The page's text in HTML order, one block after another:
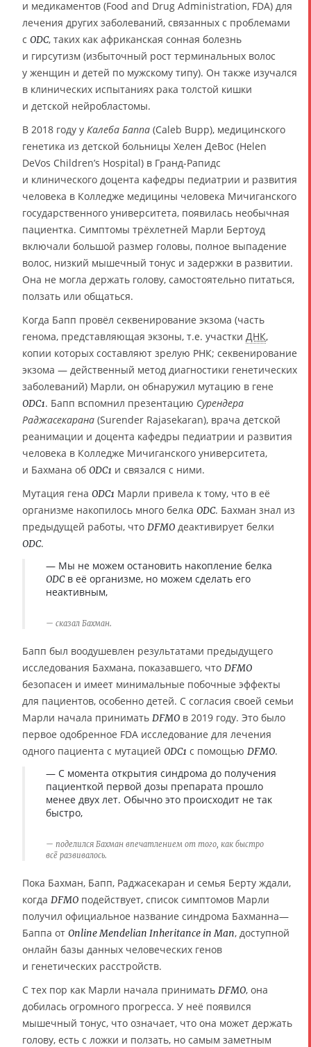
и медикаментов (Food and Drug Administration, FDA) для
лечения других заболеваний, связанных с проблемами
с ODC, таких как африканская сонная болезнь
и гирсутизм (избыточный рост терминальных волос
у женщин и детей по мужскому типу). Он также изучался
в клинических испытаниях рака толстой кишки
и детской нейробластомы.
В 2018 году у Калеба Баппа (Caleb Bupp), медицинского
генетика из детской больницы Хелен ДеВос (Helen
DeVos Children’s Hospital) в Гранд-Рапидс
и клинического доцента кафедры педиатрии и развития
человека в Колледже медицины человека Мичиганского
государственного университета, появилась необычная
пациентка. Симптомы трёхлетней Марли Бертоуд
включали большой размер головы, полное выпадение
волос, низкий мышечный тонус и задержки в развитии.
Она не могла держать голову, самостоятельно питаться,
ползать или общаться.
Когда Бапп провёл секвенирование экзома (часть
генома, представляющая экзоны, т.е. участки ДНК,
копии которых составляют зрелую РНК; секвенирование
экзома — действенный метод диагностики генетических
заболеваний) Марли, он обнаружил мутацию в гене
ODC1. Бапп вспомнил презентацию Сурендера
Раджасекарана (Surender Rajasekaran), врача детской
реанимации и доцента кафедры педиатрии и развития
человека в Колледже Мичиганского университета,
и Бахмана об ODC1 и связался с ними.
Мутация гена ODC1 Марли привела к тому, что в её
организме накопилось много белка ODC. Бахман знал из
предыдущей работы, что DFMO деактивирует белки
ODC.
— Мы не можем остановить накопление белка
ODCв её организме, но можем сделать его
неактивным,
сказал Бахман.
Бапп был воодушевлен результатами предыдущего
исследования Бахмана, показавшего, что DFMO
безопасен и имеет минимальные побочные эффекты
для пациентов, особенно детей. С согласия своей семьи
Марли начала принимать DFMO в 2019 году. Это было
первое одобренное FDA исследование для лечения
одного пациента с мутацией ODC1 с помощью DFMO.
— С момента открытия синдрома до получения
пациенткой первой дозы препарата прошло
менее двух лет. Обычно это происходит не так
быстро,
поделился Бахман впечатлением от того, как быстро
всё развивалось.
Пока Бахман, Бапп, Раджасекаран и семья Берту ждали,
когда DFMO подействует, список симптомов Марли
получил официальное название синдрома Бахманна—
Баппа от Online Mendelian Inheritance in Man, доступной
онлайн базы данных человеческих генов
и генетических расстройств.
С тех пор как Марли начала принимать DFMO, она
добилась огромного прогресса. У неё появился
мышечный тонус, что означает, что она может держать
голову, есть с ложки и ползать, но самым заметным